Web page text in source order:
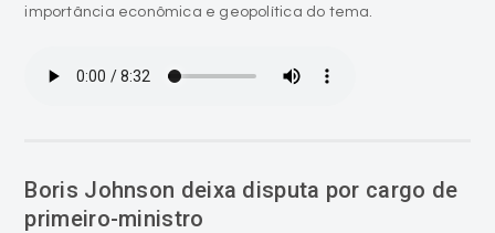
importância econômica e geopolítica do tema.
Boris Johnson deixa disputa por cargo de
primeiro-ministro